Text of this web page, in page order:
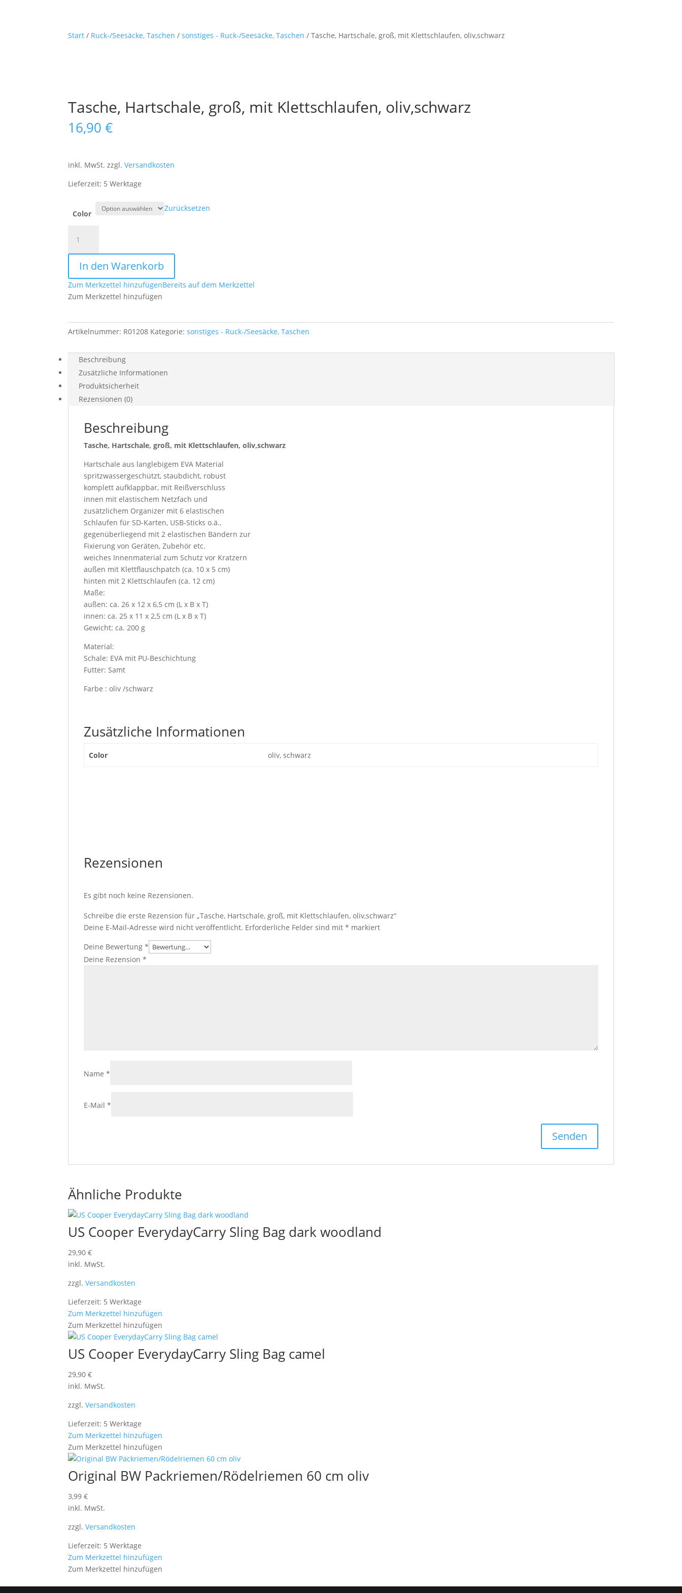
Start / Ruck-/Seesäcke, Taschen /sonstiges - Ruck-/Seesäcke, Taschen / Tasche, Hartschale, groß, mit Klettschlaufen, oliv,schwarz
Tasche, Hartschale, groß, mit Klettschlaufen, oliv,schwarz
16,90€
inkl. MwSt. zzgl.Versandkosten
Lieferzeit: 5 Werktage
Color
Zurücksetzen
Hartschale,
groß,
Klettschlaufen,
oliv,schwarz
Menge
In den Warenkorb
Zum Merkzettel hinzufügenBereits auf dem Merkzettel
Zum Merkzettel hinzufügen
Artikelnummer: R01208 Kategorie:sonstiges - Ruck-/Seesäcke, Taschen
Beschreibung
Zusätzliche Informationen
Produktsicherheit
Rezensionen (0)
Beschreibung
Tasche, Hartschale, groß, mit Klettschlaufen, oliv,schwarz
Hartschale aus langlebigem EVA Material
spritzwassergeschützt, staubdicht, robust
komplett aufklappbar, mit Reißverschluss
innen mit elastischem Netzfach und
zusätzlichem Organizer mit 6 elastischen
Schlaufen für SD-Karten, USB-Sticks o.ä.,
gegenüberliegend mit 2 elastischen Bändern zur
Fixierung von Geräten, Zubehör etc.
weiches Innenmaterial zum Schutz vor Kratzern
außen mit Klettflauschpatch (ca. 10 x 5 cm)
hinten mit 2 Klettschlaufen (ca. 12 cm)
Maße:
außen: ca. 26 x 12 x 6,5 cm (L x B x T)
innen: ca. 25 x 11 x 2,5 cm (L x B x T)
Gewicht: ca. 200 g
Material:
Schale: EVA mit PU-Beschichtung
Futter: Samt
Farbe : oliv /schwarz
Zusätzliche Informationen
Color oliv, schwarz
Rezensionen
Es gibt noch keine Rezensionen.
Schreibe die erste Rezension für „Tasche, Hartschale, groß, mit Klettschlaufen, oliv,schwarz“
Deine E-Mail-Adresse wird nicht veröffentlicht. Erforderliche Felder sind mit* markiert
Deine Bewertung*
Deine Rezension*
Name*
E-Mail*
Ähnliche Produkte
US Cooper EverydayCarry Sling Bag dark woodland
29,90€
inkl. MwSt.
zzgl.Versandkosten
Lieferzeit: 5 Werktage
Zum Merkzettel hinzufügen
Zum Merkzettel hinzufügen
US Cooper EverydayCarry Sling Bag camel
29,90€
inkl. MwSt.
zzgl.Versandkosten
Lieferzeit: 5 Werktage
Zum Merkzettel hinzufügen
Zum Merkzettel hinzufügen
Original BW Packriemen/Rödelriemen 60 cm oliv
3,99€
inkl. MwSt.
zzgl.Versandkosten
Lieferzeit: 5 Werktage
Zum Merkzettel hinzufügen
Zum Merkzettel hinzufügen